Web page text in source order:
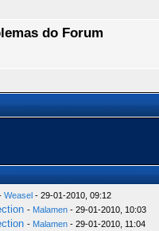
do Forum
Weasel - 29-01-2010, 09:12
- Malamen - 29-01-2010, 10:03
- Malamen - 29-01-2010, 11:04